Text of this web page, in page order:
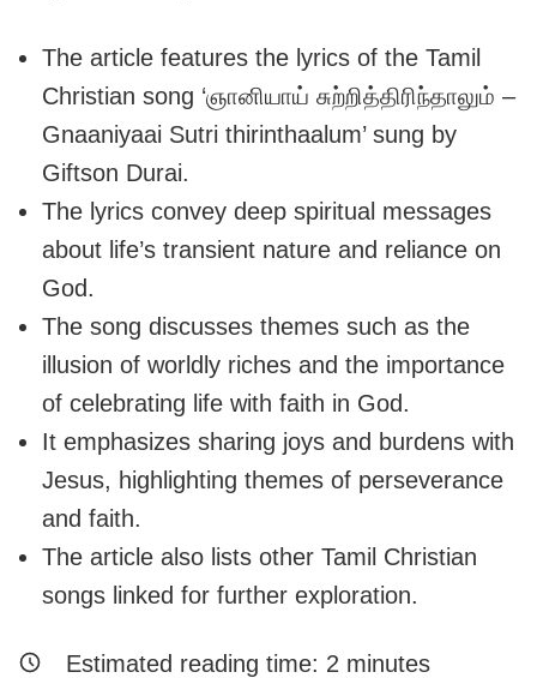
The article features the lyrics of the Tamil
Christian song ‘ஞானியாய் சுற்றித்திரிந்தாலும் –
Gnaaniyaai Sutri thirinthaalum’ sung by
Giftson Durai.
The lyrics convey deep spiritual messages
about life’s transient nature and reliance on
God.
The song discusses themes such as the
illusion of worldly riches and the importance
of celebrating life with faith in God.
It emphasizes sharing joys and burdens with
Jesus, highlighting themes of perseverance
and faith.
The article also lists other Tamil Christian
songs linked for further exploration.
Estimated reading time: 2 minutes